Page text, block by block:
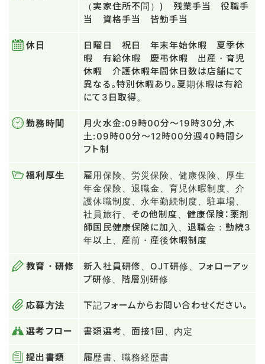
（実家住所不問）) 残業手当 役職手
当 資格手当 皆勤手当
休日
日曜日 祝日 年末年始休暇 夏季休
暇 有給休暇 慶弔休暇 出産・育児
休暇 介護休暇年間休日数は店舗にて
異なる。特別休暇あり。夏期休暇は有給
にて3日取得。
勤務時間
月火水金:09時00分～19時30分,木
土:09時00分～12時00分週40時間シ
フト制
福利厚生
雇用保険、労災保険、健康保険、厚生
年金保険、退職金、育児休暇制度、介
護休職制度、永年勤続制度、駐車場、
社員旅行、その他制度、健康保険：薬剤
師国民健康保険に加入、退職金：勤続3
年以上、産前・産後休暇制度
教育・研修
新入社員研修、OJT研修、フォローアッ
プ研修、階層別研修
応募方法 下記フォームからお問い合わせください。
選考フロー 書類選考、面接1回、内定
提出書類 履歴書、職務経歴書